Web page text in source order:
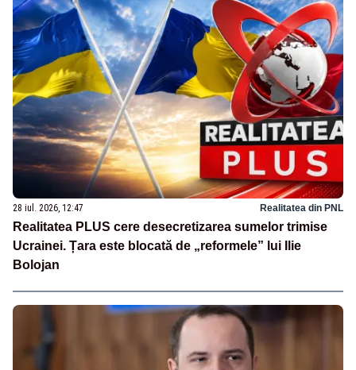
28 iul. 2026, 12:47 Realitatea din PNL
Realitatea PLUS cere desecretizarea sumelor trimise
Ucrainei. Țara este blocată de „reformele” lui Ilie
Bolojan